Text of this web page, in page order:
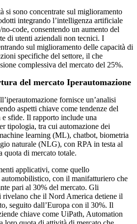
si sono concentrate sul miglioramento
integrando l’intelligenza artificiale
code, consentendo un aumento del
di utenti aziendali non tecnici. I
sul miglioramento delle capacità di
specifiche del settore, il che
complessiva del mercato del 25%.
del mercato Iperautomazione
fornisce un’analisi
aspetti chiave come tendenze del
sfide. Il rapporto include una
tipologia, tra cui automazione dei
learning (ML), chatbot, biometria
naturale (NLG), con RPA in testa al
quota di mercato totale.
applicativi, come quello
con il manifatturiero che
pari al 30% del mercato. Gli
che il Nord America detiene il
seguito dall’Europa con il 30%. Il
chiave come UiPath, Automation